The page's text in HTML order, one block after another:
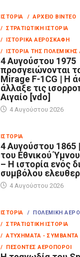
ΙΣΤΟΡΊΑ
/ ΑΡΧΕΊΟ ΒΊΝΤΕΟ
/ ΣΤΡΑΤΙΩΤΙΚΉ ΙΣΤΟΡΊΑ
/ ΙΣΤΟΡΙΚΆ ΑΕΡΟΣΚΆΦΗ
/ ΙΣΤΟΡΊΑ ΤΗΣ ΠΟΛΕΜΙΚΉΣ
4 Αυγούστου 1975
προσγειώνονται
Mirage F-1CG | Η
άλλαξε τις
Αιγαίο [vdo]
4 Αυγούστου 2026
ΙΣΤΟΡΊΑ
4 Αυγούστου 1865
του Εθνικού
– Η ιστορία ενός
συμβόλου
4 Αυγούστου 2026
ΙΣΤΟΡΊΑ
/ ΠΟΛΕΜΙΚΉ
/ ΣΤΡΑΤΙΩΤΙΚΉ ΙΣΤΟΡΊΑ
/ ΑΤΥΧΉΜΑΤΑ - ΣΥΜΒΆΝΤΑ
/ ΠΕΣΌΝΤΕΣ ΑΕΡΟΠΌΡΟΙ